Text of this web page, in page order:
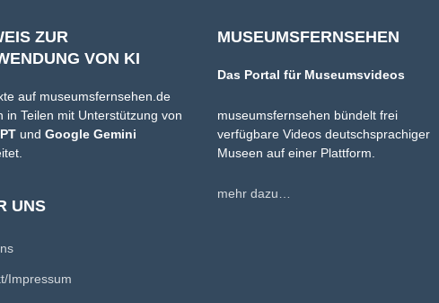
ZUR
VON KI
auf museumsfernsehen.de
in Teilen mit Unterstützung von
und Google Gemini
UNS
Impressum
MUSEUMSFERNSEHEN
Das Portal für Museumsvideos
museumsfernsehen bündelt frei
verfügbare Videos deutschsprachiger
Museen auf einer Plattform.
mehr dazu…